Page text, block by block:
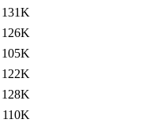
131K
126K
105K
122K
128K
110K